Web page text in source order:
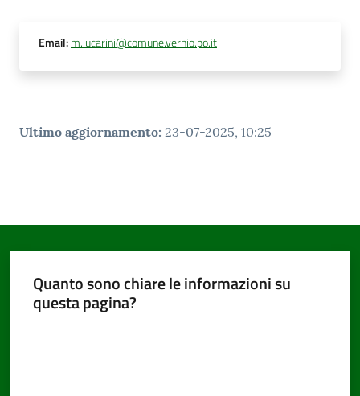
Documenti
dati
Email:m.lucarini@comune.vernio.po.it
Ultimo aggiornamento: 23-07-2025, 10:25
Quanto sono chiare le informazioni su
questa pagina?